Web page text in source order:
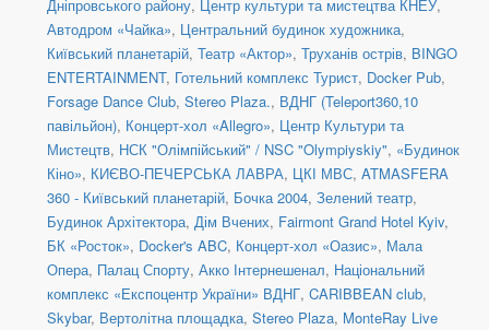
Дніпровського району, Центр культури та мистецтва КНЕУ,
Автодром «Чайка», Центральний будинок художника,
Київський планетарій, Театр «Актор», Труханів острів, BINGO
ENTERTAINMENT, Готельний комплекс Турист, Docker Pub,
Forsage Dance Club, Stereo Plaza., ВДНГ (Teleport360,10
павільйон), Концерт-хол «Allegro», Центр Культури та
Мистецтв, НСК "Олімпійський" / NSC "Olympiyskiy", «Будинок
Кіно», КИЄВО-ПЕЧЕРСЬКА ЛАВРА, ЦКІ МВС, ATMASFERA
360 - Київський планетарій, Бочка 2004, Зелений театр,
Будинок Архітектора, Дім Вчених, Fairmont Grand Hotel Kyiv,
БК «Росток», Docker's ABC, Концерт-хол «Оазис», Мала
Опера, Палац Спорту, Акко Інтернешенал, Національний
комплекс «Експоцентр України» ВДНГ, CARIBBEAN club,
Skybar, Вертолітна площадка, Stereo Plaza, MonteRay Live